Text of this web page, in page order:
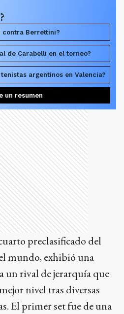
contra Berrettini?
de Carabelli en el torneo?
argentinos en Valencia?
un resumen
preclasificado del
mundo, exhibió una
un rival de jerarquía que
nivel tras diversas
El primer set fue de una